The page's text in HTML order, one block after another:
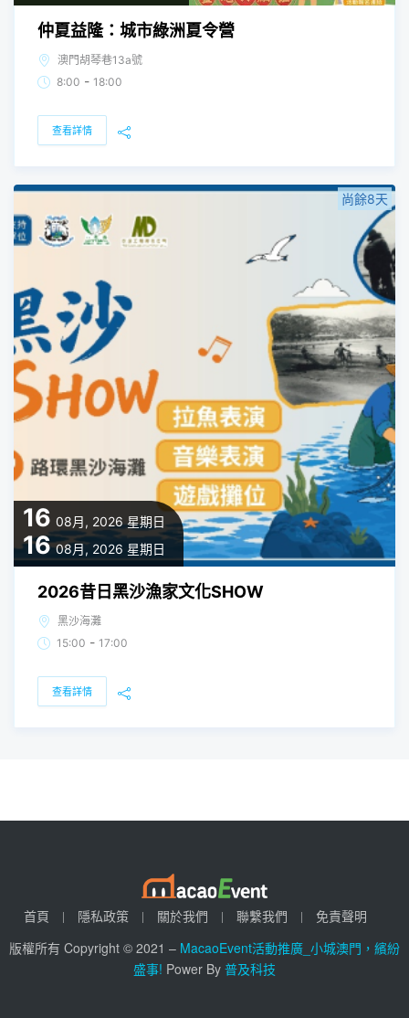
仲夏益隆：城市綠洲夏令營
澳門胡琴巷13a號
8:00 - 18:00
查看詳情
16 08月, 2026 星期日
16 08月, 2026 星期日
尚餘8天
2026昔日黑沙漁家文化SHOW
黑沙海灘
15:00 - 17:00
查看詳情
首頁 隱私政策 關於我們 聯繫我們
免責聲明
版權所有 Copyright © 2021 – MacaoEvent活動推廣_小城澳門，繽紛
盛事! Power By 普及科技